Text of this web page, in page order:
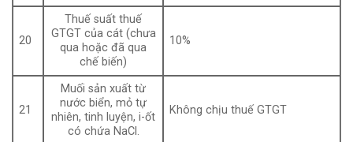
20
Thuế suất thuế
GTGT của cát (chưa
qua hoặc đã qua
chế biến)
10%
21
Muối sản xuất từ
nước biển, mỏ tự
nhiên, tinh luyện, i-ốt
có chứa NaCl.
Không chịu thuế GTGT